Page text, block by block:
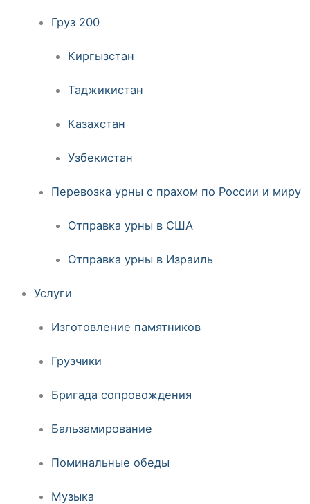
Груз 200
Киргызстан
Таджикистан
Казахстан
Узбекистан
Перевозка урны с прахом по России и миру
Отправка урны в США
Отправка урны в Израиль
Услуги
Изготовление памятников
Грузчики
Бригада сопровождения
Бальзамирование
Поминальные обеды
Музыка